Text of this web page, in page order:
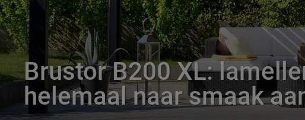
Brustor B200 XL:
helemaal naar smaak